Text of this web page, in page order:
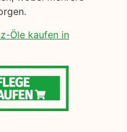
Öle kaufen in